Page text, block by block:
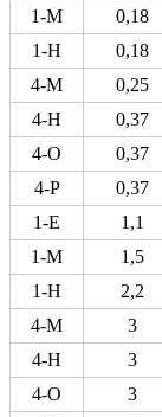
1-М
0,18
1-Н
0,18
4-М
0,25
4-Н
0,37
4-О
0,37
4-Р
0,37
1-Е
1,1
1-М
1,5
1-Н
2,2
4-М
3
4-Н
3
4-О
3